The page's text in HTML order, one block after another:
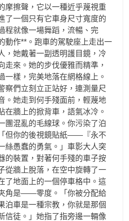
摩擦聲，它以一種近乎蔑視重
了一個只有它車身尺寸寬度的
程就像一場舞蹈，流暢、完
動作**。跑車的駕駛座上走出一
，她戴著一副透明護目鏡，冷
走來。她的步伐優雅而精準，
一樣，完美地落在網格線上。
察們立刻立正站好，連測量尺
。她走到何手殘面前，輕蔑地
在牆上的掀背車，語氣冰冷。
團混亂的毛線球。你污染了泊
但你的後視鏡貼紙——『永不
絲愚蠢的勇氣。」車影大人突
的裝置，對著何手殘的車子按
從牆上脫落，在空中旋轉了一
了地面上的一個停車格中。這
角是——零度。「你被分配給
泊車是一種宗教，你就是那個
信徒。」她指了指旁邊一輛像